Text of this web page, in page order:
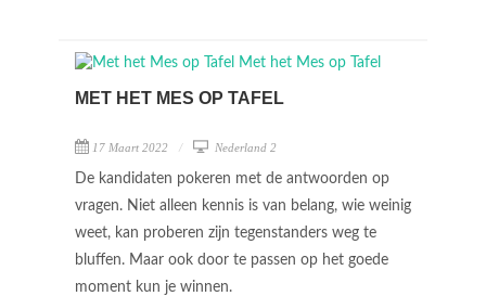
MET HET MES OP TAFEL
17 Maart 2022 Nederland 2
De kandidaten pokeren met de antwoorden op
vragen. Niet alleen kennis is van belang, wie weinig
weet, kan proberen zijn tegenstanders weg te
bluffen. Maar ook door te passen op het goede
moment kun je winnen.